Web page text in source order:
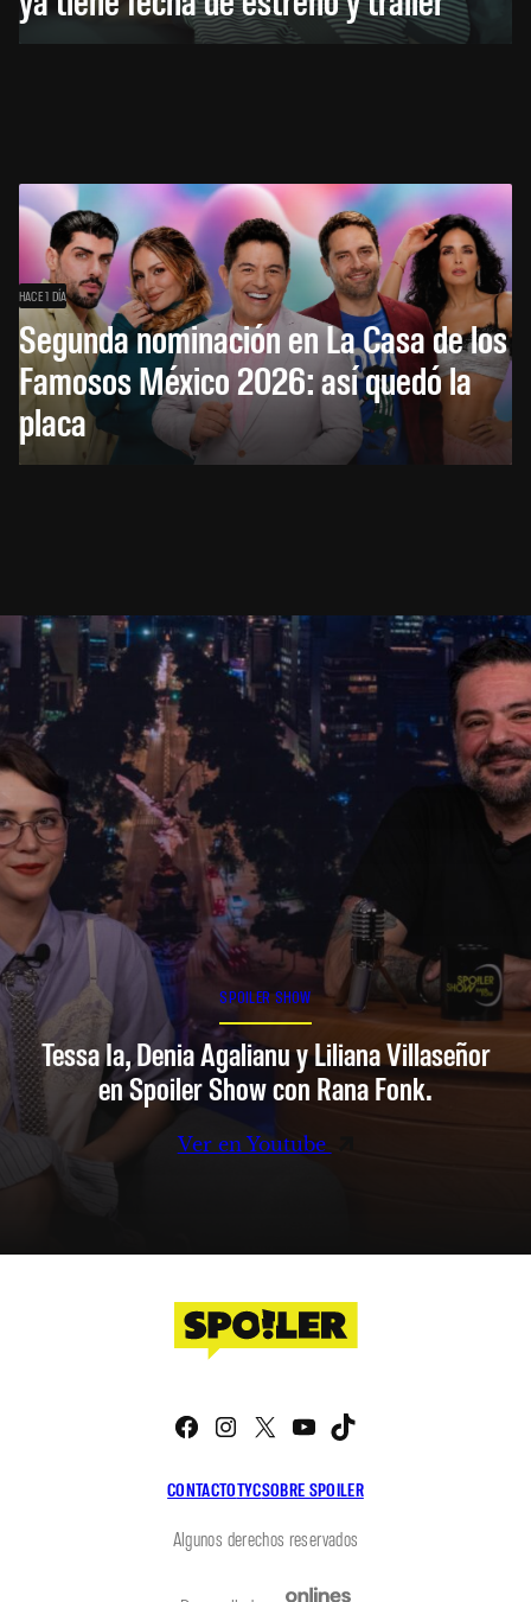
HACE 1 DÍA
Segunda nominación en La Casa de los
Famosos México 2026: así quedó la
placa
SPOILER SHOW
Tessa Ia, Denia Agalianu y Liliana Villaseñor
en Spoiler Show con Rana Fonk.
Ver en Youtube
CONTACTOTYCSOBRE SPOILER
Facebook
Instagram
X YouTube
Algunos derechos reservados